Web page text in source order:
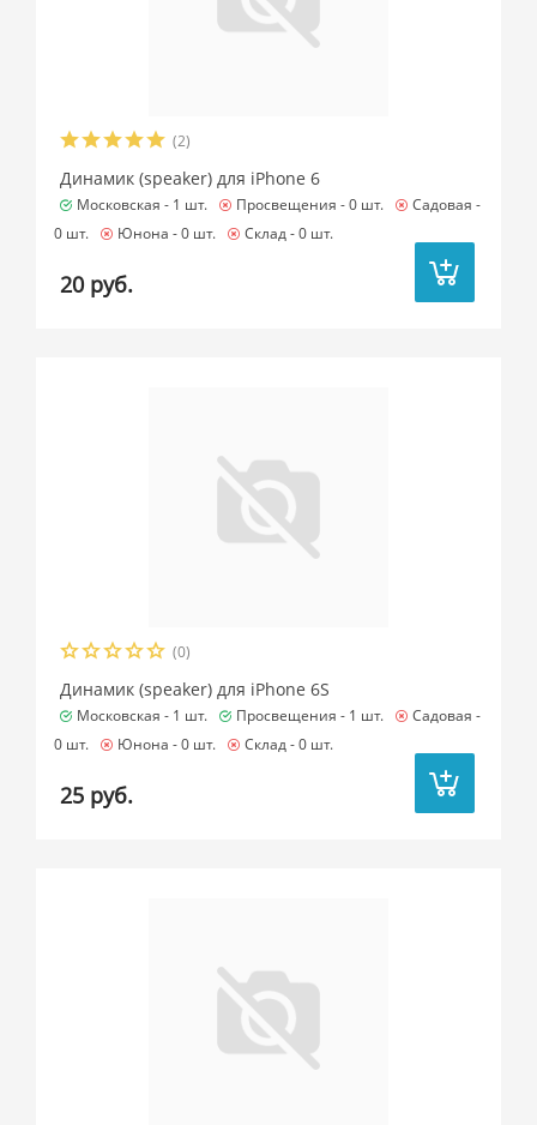
(2)
Динамик (speaker) для iPhone 6
Московская - 1 шт. Просвещения -0 шт.
Садовая -
0 шт.
Юнона -0 шт. Склад -0 шт.
20 руб.
(0)
Динамик (speaker) для iPhone 6S
Московская - 1 шт. Просвещения - 1 шт.
Садовая -
0 шт.
Юнона -0 шт. Склад -0 шт.
25 руб.